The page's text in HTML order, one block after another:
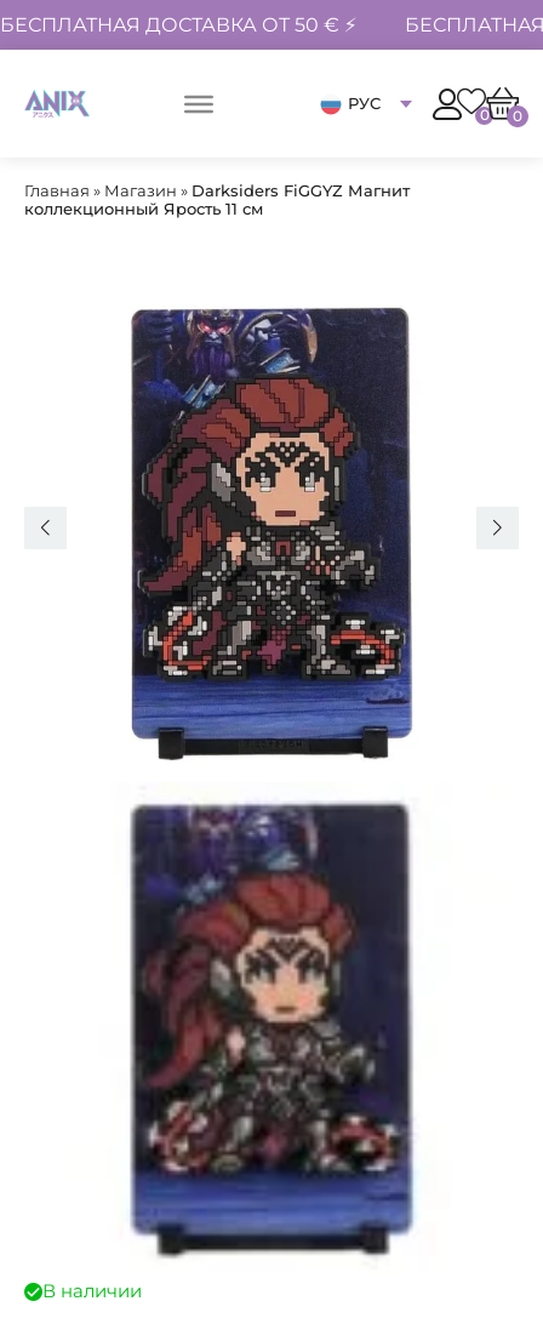
БЕСПЛАТНАЯ ДОСТАВКА ОТ 50 € ⚡
РУС
0 0
Главная » Магазин » Darksiders FiGGYZ Магнит
коллекционный Ярость 11 см
В наличии